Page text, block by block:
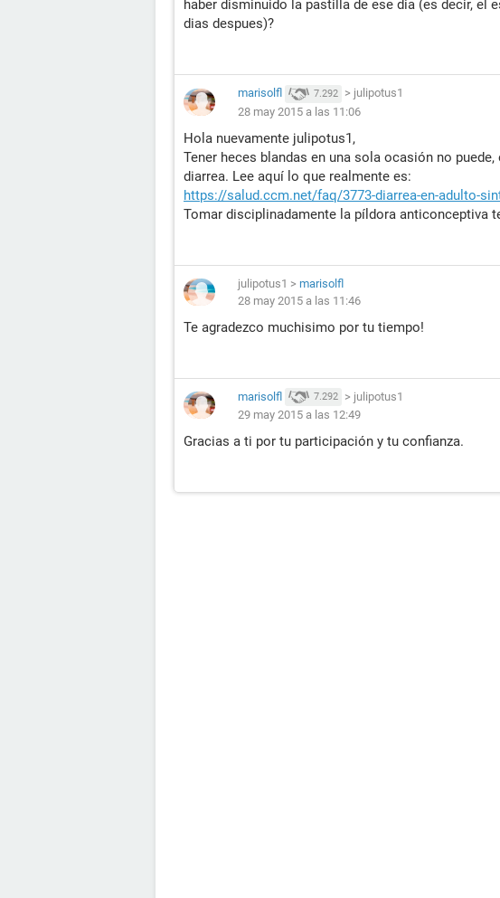
haber disminuido la pastilla de ese dia (es decir, el
dias despues)?
marisolfl 7.292 > julipotus1
28 may 2015 a las 11:06
Hola nuevamente julipotus1,
Tener heces blandas en una sola ocasión no
diarrea. Lee aquí lo que realmente es:
https://salud.ccm.net/faq/3773-diarrea-en-adulto-
Tomar disciplinadamente la píldora anticonceptiva
julipotus1 > marisolfl
28 may 2015 a las 11:46
Te agradezco muchisimo por tu tiempo!
marisolfl 7.292 > julipotus1
29 may 2015 a las 12:49
Gracias a ti por tu participación y tu confianza.